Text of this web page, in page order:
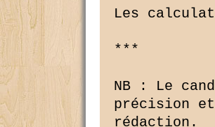
Les
***
NB : Le
précision
rédaction.